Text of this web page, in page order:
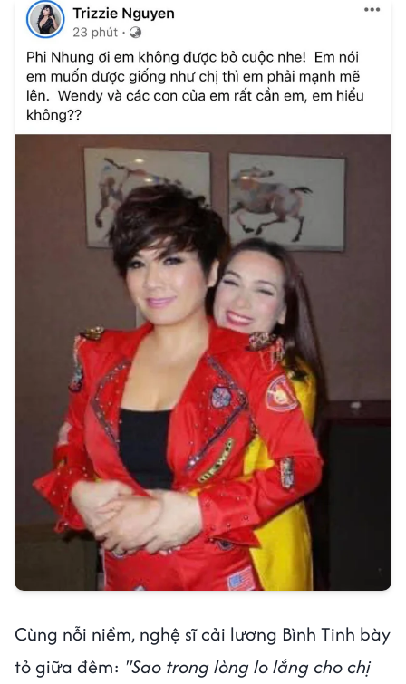
Cùng nỗi niềm, nghệ sĩ cải lương Bình Tinh bày
tỏ giữa đêm: "Sao trong lòng lo lắng cho chị